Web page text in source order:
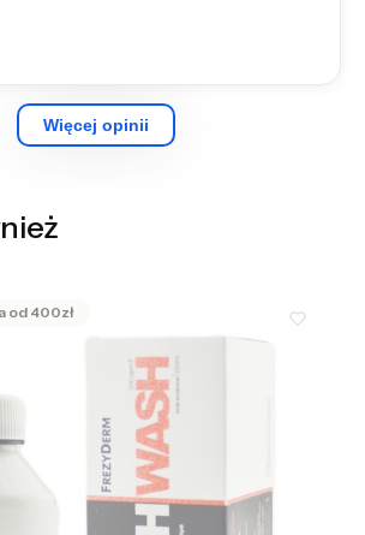
Więcej opinii